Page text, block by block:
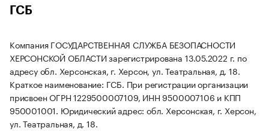
ГСБ
Компания ГОСУДАРСТВЕННАЯ СЛУЖБА БЕЗОПАСНОСТИ
ХЕРСОНСКОЙ ОБЛАСТИ зарегистрирована 13.05.2022 г. по
адресу обл. Херсонская, г. Херсон, ул. Театральная, д. 18.
Краткое наименование: ГСБ. При регистрации организации
присвоен ОГРН 1229500007109, ИНН 9500007106 и КПП
950001001. Юридический адрес: обл. Херсонская, г. Херсон,
ул. Театральная, д. 18.